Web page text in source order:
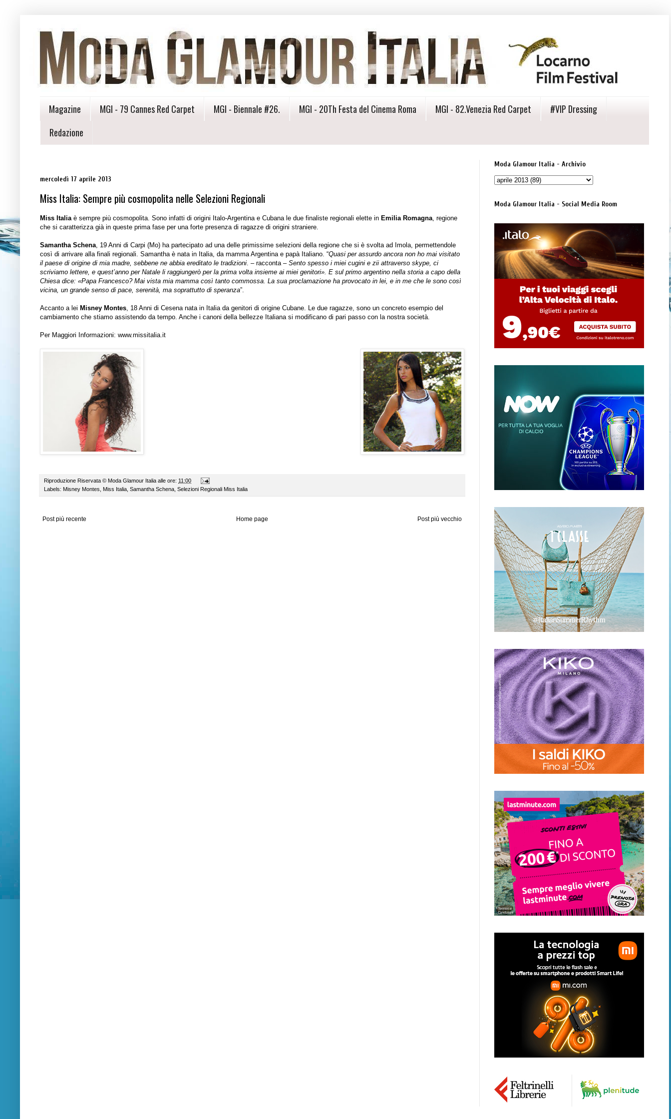
Magazine MGI - 79 Cannes Red Carpet MGI - Biennale #26. MGI - 20Th Festa del Cinema Roma MGI - 82.Venezia Red Carpet
#VIP Dressing
Redazione
mercoledì 17 aprile 2013
Miss Italia: Sempre più cosmopolita nelle Selezioni Regionali
Miss Italiaè sempre più cosmopolita. Sono infatti di origini Italo-Argentina e Cubana le due finaliste regionali elette in Emilia Romagna, regione
che si caratterizza già in queste prima fase per una forte presenza di ragazze di origini straniere.
Samantha Schena, 19 Anni di Carpi (Mo) ha partecipato ad una delle primissime selezioni della regione che si è svolta ad Imola, permettendole
così di arrivare alla finali regionali. Samantha è nata in Italia, da mamma Argentina e papà Italiano. “Quasi per assurdo ancora non ho mai visitato
il paese di origine di mia madre, sebbene ne abbia ereditato le tradizioni. – racconta – Sento spesso i miei cugini e zii attraverso skype, ci
scriviamo lettere, e quest’anno per Natale li raggiungerò per la prima volta insieme ai miei genitori». E sul primo argentino nella storia a capo della
Chiesa dice: «Papa Francesco? Mai vista mia mamma così tanto commossa. La sua proclamazione ha provocato in lei, e in me che le sono così
vicina, un grande senso di pace, serenità, ma soprattutto di speranza”.
Accanto a lei Misney Montes, 18 Anni di Cesena nata in Italia da genitori di origine Cubane. Le due ragazze, sono un concreto esempio del
cambiamento che stiamo assistendo da tempo. Anche i canoni della bellezze Italiana si modificano di pari passo con la nostra società.
Per Maggiori Informazioni: www.missitalia.it
Riproduzione Riservata © Moda Glamour Italia alle ore: 11:00
Labels: Misney Montes Miss Italia Samantha Schena Selezioni Regionali Miss Italia
Post più recente Post più vecchio
Home page
Moda Glamour Italia - Archivio
Moda Glamour Italia - Social Media Room